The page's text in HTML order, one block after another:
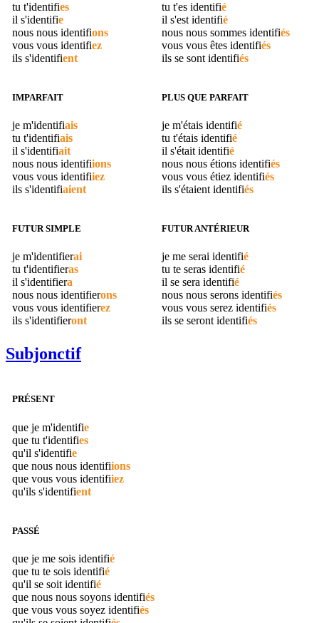
tu t'identifies
il s'identifie
nous nous identifions
vous vous identifiez
ils s'identifient
tu t'es identifié
il s'est identifié
nous nous sommes identifiés
vous vous êtes identifiés
ils se sont identifiés
IMPARFAIT
je m'identifiais
tu t'identifiais
il s'identifiait
nous nous identifiions
vous vous identifiiez
ils s'identifiaient
PLUS QUE PARFAIT
je m'étais identifié
tu t'étais identifié
il s'était identifié
nous nous étions identifiés
vous vous étiez identifiés
ils s'étaient identifiés
FUTUR SIMPLE
je m'identifierai
tu t'identifieras
il s'identifiera
nous nous identifierons
vous vous identifierez
ils s'identifieront
FUTUR ANTÉRIEUR
je me serai identifié
tu te seras identifié
il se sera identifié
nous nous serons identifiés
vous vous serez identifiés
ils se seront identifiés
Subjonctif
PRÉSENT
que je m'identifie
que tu t'identifies
qu'il s'identifie
que nous nous identifiions
que vous vous identifiiez
qu'ils s'identifient
PASSÉ
que je me sois identifié
que tu te sois identifié
qu'il se soit identifié
que nous nous soyons identifiés
que vous vous soyez identifiés